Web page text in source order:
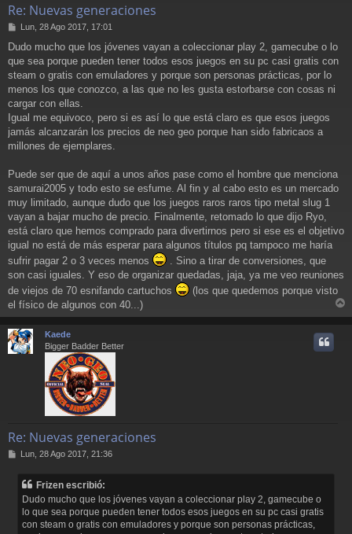
Re: Nuevas generaciones
M
n
s
a
Lun, 28 Ago 2017, 17:01
Dudo mucho que los jóvenes vayan a coleccionar play 2, gamecube o lo
que sea porque pueden tener todos esos juegos en su pc casi gratis con
steam o gratis con emuladores y porque son personas prácticas, por lo
menos los que conozco, a las que no les gusta estorbarse con cosas ni
cargar con ellas.
Igual me equivoco, pero si es así lo que está claro es que esos juegos
jamás alcanzarán los precios de neo geo porque han sido fabricaos a
millones de ejemplares.
Puede ser que de aquí a unos años pase como el hombre que menciona
samurai2005 y todo esto se esfume. Al fin y al cabo esto es un mercado
muy limitado, aunque dudo que los juegos raros raros tipo metal slug 1
vayan a bajar mucho de precio. Finalmente, retomado lo que dijo Ryo,
está claro que hemos comprado para divertirnos pero si ese es el objetivo
igual no está de más esperar para algunos títulos pq tampoco me haría
sufrir pagar 2 o 3 veces menos
. Sino a tirar de conversiones, que
son casi iguales. Y eso de organizar quedadas, jaja, ya me veo reuniones
de viejos de 70 esnifando cartuchos
(los que quedemos porque visto
el físico de algunos con 40...)
r
Kaede
Bigger Badder Better
Re: Nuevas generaciones
M Lun, 28 Ago 2017, 21:36
Frizen escribió:
Dudo mucho que los jóvenes vayan a coleccionar play 2, gamecube o
lo que sea porque pueden tener todos esos juegos en su pc casi gratis
con steam o gratis con emuladores y porque son personas prácticas,